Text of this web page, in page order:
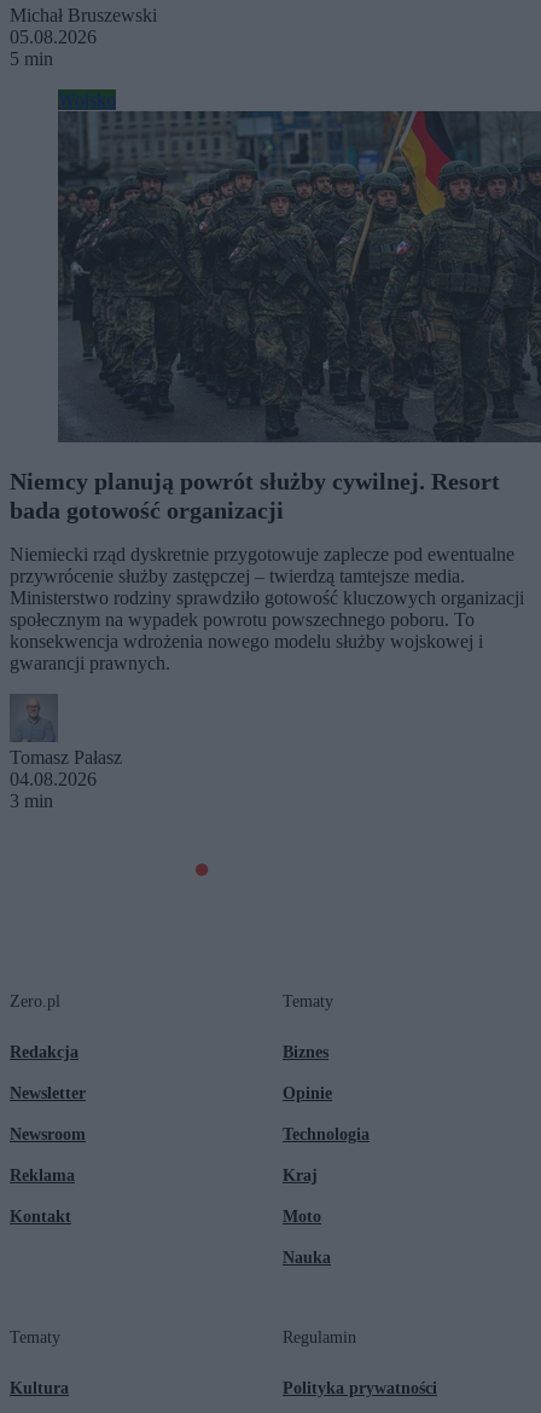
Michał Bruszewski
05.08.2026
5 min
Wojsko
Niemcy planują powrót służby cywilnej. Resort
bada gotowość organizacji
Niemiecki rząd dyskretnie przygotowuje zaplecze pod ewentualne
przywrócenie służby zastępczej – twierdzą tamtejsze media.
Ministerstwo rodziny sprawdziło gotowość kluczowych organizacji
społecznym na wypadek powrotu powszechnego poboru. To
konsekwencja wdrożenia nowego modelu służby wojskowej i
gwarancji prawnych.
Tomasz Pałasz
04.08.2026
3 min
Zero.pl
Redakcja
Newsletter
Newsroom
Reklama
Kontakt
Tematy
Biznes
Opinie
Technologia
Kraj
Moto
Nauka
Tematy
Kultura
Regulamin
Polityka prywatności